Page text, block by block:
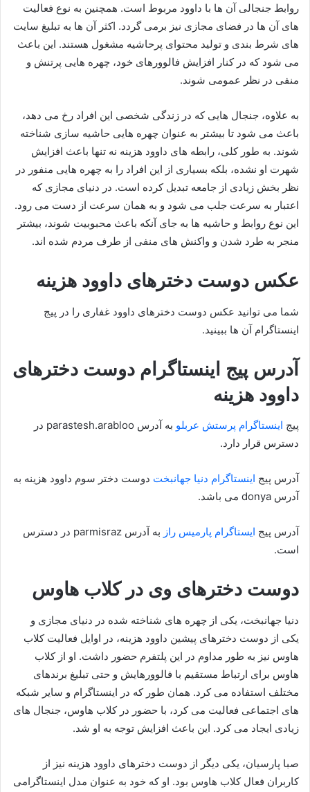
روابط جنجالی آن‌ ها با داوود مربوط است. همچنین به نوع فعالیت‌
های آن ها در فضای مجازی نیز برمی‌ گردد. اکثر آن‌ ها به تبلیغ سایت‌
های شرط‌ بندی و تولید محتوای پرحاشیه مشغول هستند. این باعث
می‌ شود که در کنار افزایش فالوورهای خود، چهره‌ هایی پرتنش و
منفی در نظر عمومی شوند.
به علاوه، جنجال‌ هایی که در زندگی شخصی این افراد رخ می‌ دهد،
باعث می‌ شود تا بیشتر به عنوان چهره‌ هایی حاشیه‌ سازی شناخته
شوند. به طور کلی، رابطه‌ های داوود هزینه نه‌ تنها باعث افزایش
شهرت او نشده، بلکه بسیاری از این افراد را به چهره‌ هایی منفور در
نظر بخش زیادی از جامعه تبدیل کرده است. در دنیای مجازی که
اعتبار به سرعت جلب می‌ شود و به همان سرعت از دست می‌ رود.
این نوع روابط و حاشیه‌ ها به جای آنکه باعث محبوبیت شوند، بیشتر
منجر به طرد شدن و واکنش‌ های منفی از طرف مردم شده‌ اند.
عکس دوست دخترهای داوود هزینه
شما می توانید عکس دوست دخترهای داوود غفاری را در پیج
اینستاگرام آن ها ببینید.
آدرس پیج اینستاگرام دوست دخترهای
داوود هزینه
پیج اینستاگرام پرستش عربلو
به آدرس parastesh.arabloo در
دسترس قرار دارد.
آدرس پیج اینستاگرام دنیا جهانبخت دوست دختر سوم داوود هزینه به
آدرس donya می باشد.
آدرس پیج ایستاگرام پارمیس راز
به آدرس parmisraz در دسترس
است.
دوست دخترهای وی در کلاب هاوس
دنیا جهانبخت، یکی از چهره‌ های شناخته‌ شده در دنیای مجازی و
یکی از دوست‌ دخترهای پیشین داوود هزینه، در اوایل فعالیت کلاب‌
هاوس نیز به طور مداوم در این پلتفرم حضور داشت. او از کلاب‌
هاوس برای ارتباط مستقیم با فالوورهایش و حتی تبلیغ برندهای
مختلف استفاده می‌ کرد. همان طور که در اینستاگرام و سایر شبکه‌
های اجتماعی فعالیت می‌ کرد، با حضور در کلاب‌ هاوس، جنجال‌ های
زیادی ایجاد می‌ کرد. این باعث افزایش توجه به او شد.
صبا پارسیان، یکی دیگر از دوست دخترهای داوود هزینه نیز از
کاربران فعال کلاب‌ هاوس بود. او که خود به عنوان مدل اینستاگرامی